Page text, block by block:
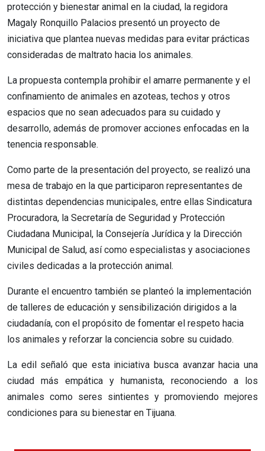
protección y bienestar animal en la ciudad, la regidora
Magaly Ronquillo Palacios presentó un proyecto de
iniciativa que plantea nuevas medidas para evitar prácticas
consideradas de maltrato hacia los animales.
La propuesta contempla prohibir el amarre permanente y el
confinamiento de animales en azoteas, techos y otros
espacios que no sean adecuados para su cuidado y
desarrollo, además de promover acciones enfocadas en la
tenencia responsable.
Como parte de la presentación del proyecto, se realizó una
mesa de trabajo en la que participaron representantes de
distintas dependencias municipales, entre ellas Sindicatura
Procuradora, la Secretaría de Seguridad y Protección
Ciudadana Municipal, la Consejería Jurídica y la Dirección
Municipal de Salud, así como especialistas y asociaciones
civiles dedicadas a la protección animal.
Durante el encuentro también se planteó la implementación
de talleres de educación y sensibilización dirigidos a la
ciudadanía, con el propósito de fomentar el respeto hacia
los animales y reforzar la conciencia sobre su cuidado.
La edil señaló que esta iniciativa busca avanzar hacia una
ciudad más empática y humanista, reconociendo a los
animales como seres sintientes y promoviendo mejores
condiciones para su bienestar en Tijuana.